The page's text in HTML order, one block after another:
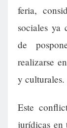
feria,
sociales ya
de
realizarse
y culturales.
Este
jurídicas en